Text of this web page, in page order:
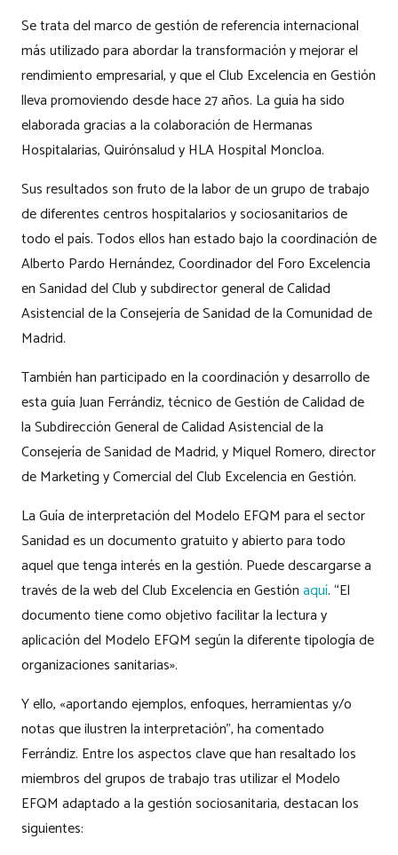
Se trata del marco de gestión de referencia internacional
más utilizado para abordar la transformación y mejorar el
rendimiento empresarial, y que el Club Excelencia en Gestión
lleva promoviendo desde hace 27 años. La guía ha sido
elaborada gracias a la colaboración de Hermanas
Hospitalarias, Quirónsalud y HLA Hospital Moncloa.
Sus resultados son fruto de la labor de un grupo de trabajo
de diferentes centros hospitalarios y sociosanitarios de
todo el país. Todos ellos han estado bajo la coordinación de
Alberto Pardo Hernández, Coordinador del Foro Excelencia
en Sanidad del Club y subdirector general de Calidad
Asistencial de la Consejería de Sanidad de la Comunidad de
Madrid.
También han participado en la coordinación y desarrollo de
esta guía Juan Ferrándiz, técnico de Gestión de Calidad de
la Subdirección General de Calidad Asistencial de la
Consejería de Sanidad de Madrid, y Miquel Romero, director
de Marketing y Comercial del Club Excelencia en Gestión.
La Guía de interpretación del Modelo EFQM para el sector
Sanidad es un documento gratuito y abierto para todo
aquel que tenga interés en la gestión. Puede descargarse a
través de la web del Club Excelencia en Gestiónaquí. “El
documento tiene como objetivo facilitar la lectura y
aplicación del Modelo EFQM según la diferente tipología de
organizaciones sanitarias».
Y ello, «aportando ejemplos, enfoques, herramientas y/o
notas que ilustren la interpretación”, ha comentado
Ferrándiz. Entre los aspectos clave que han resaltado los
miembros del grupos de trabajo tras utilizar el Modelo
EFQM adaptado a la gestión sociosanitaria, destacan los
siguientes: